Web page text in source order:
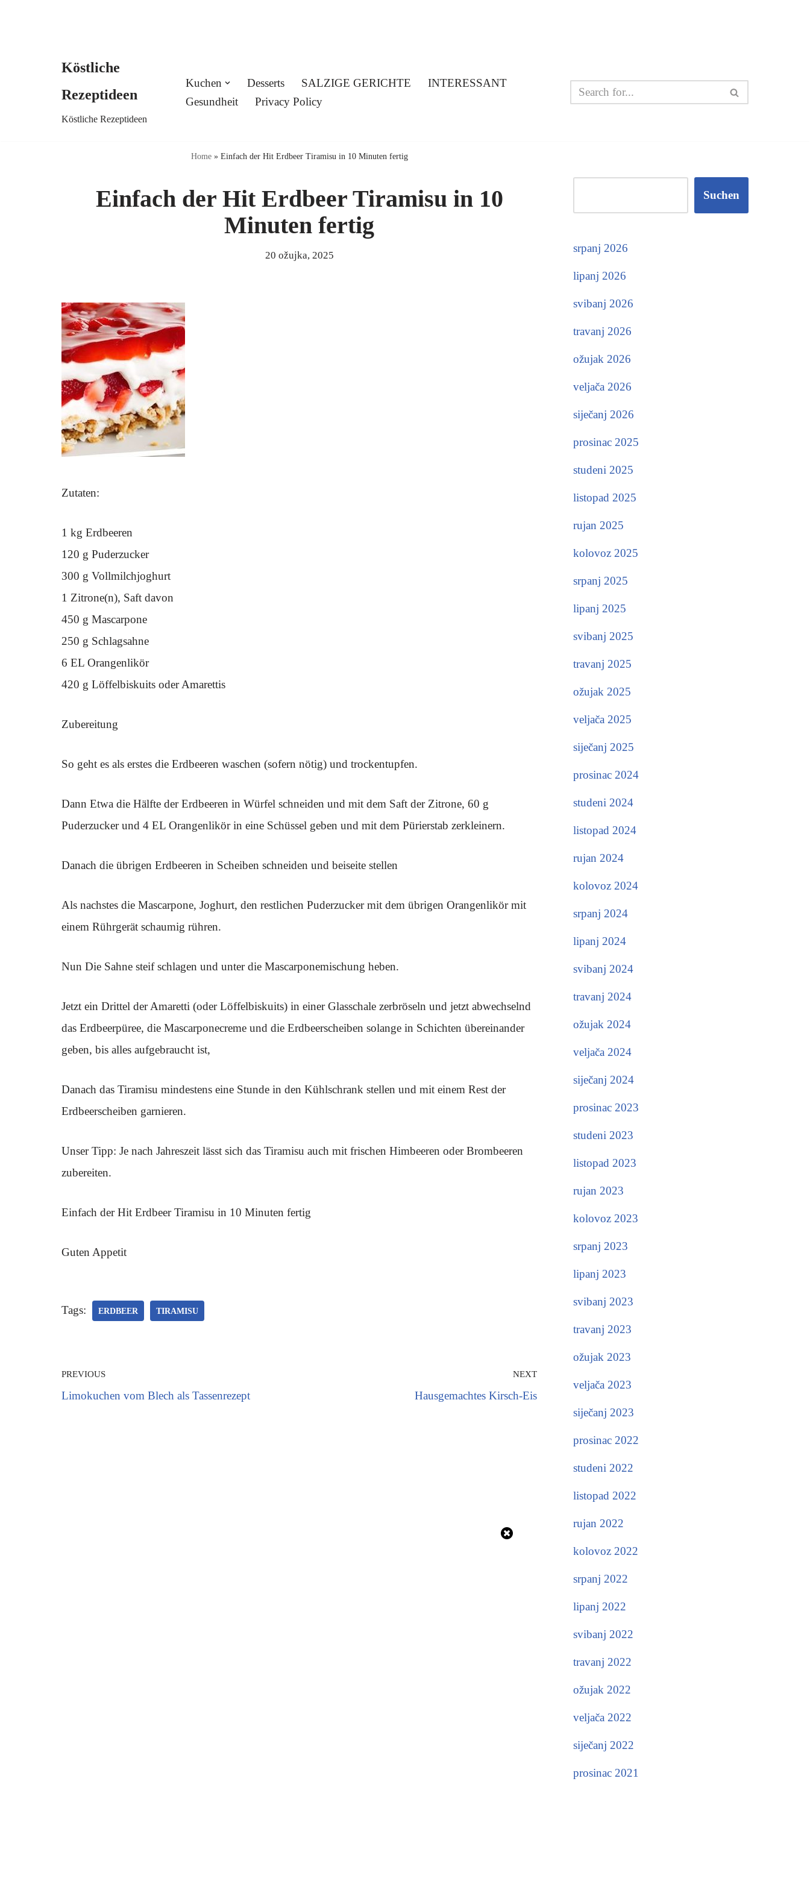
Köstliche
Rezeptideen
Köstliche Rezeptideen
Kuchen Desserts SALZIGE GERICHTE
INTERESSANT
Gesundheit
Privacy Policy
Home» Einfach der Hit Erdbeer Tiramisu in 10 Minuten fertig
Einfach der Hit Erdbeer Tiramisu in 10
Minuten fertig
20 ožujka, 2025
Zutaten:
1 kg Erdbeeren
120 g Puderzucker
300 g Vollmilchjoghurt
1 Zitrone(n), Saft davon
450 g Mascarpone
250 g Schlagsahne
6 EL Orangenlikör
420 g Löffelbiskuits oder Amarettis
Zubereitung
So geht es als erstes die Erdbeeren waschen (sofern nötig) und trockentupfen.
Dann Etwa die Hälfte der Erdbeeren in Würfel schneiden und mit dem Saft der Zitrone, 60 g
Puderzucker und 4 EL Orangenlikör in eine Schüssel geben und mit dem Pürierstab zerkleinern.
Danach die übrigen Erdbeeren in Scheiben schneiden und beiseite stellen
Als nachstes die Mascarpone, Joghurt, den restlichen Puderzucker mit dem übrigen Orangenlikör mit
einem Rührgerät schaumig rühren.
Nun Die Sahne steif schlagen und unter die Mascarponemischung heben.
Jetzt ein Drittel der Amaretti (oder Löffelbiskuits) in einer Glasschale zerbröseln und jetzt abwechselnd
das Erdbeerpüree, die Mascarponecreme und die Erdbeerscheiben solange in Schichten übereinander
geben, bis alles aufgebraucht ist,
Danach das Tiramisu mindestens eine Stunde in den Kühlschrank stellen und mit einem Rest der
Erdbeerscheiben garnieren.
Unser Tipp: Je nach Jahreszeit lässt sich das Tiramisu auch mit frischen Himbeeren oder Brombeeren
zubereiten.
Einfach der Hit Erdbeer Tiramisu in 10 Minuten fertig
Guten Appetit
Tags: ERDBEER TIRAMISU
PREVIOUS
Limokuchen vom Blech als Tassenrezept
NEXT
Hausgemachtes Kirsch-Eis
Suchen
srpanj 2026
lipanj 2026
svibanj 2026
travanj 2026
ožujak 2026
veljača 2026
siječanj 2026
prosinac 2025
studeni 2025
listopad 2025
rujan 2025
kolovoz 2025
srpanj 2025
lipanj 2025
svibanj 2025
travanj 2025
ožujak 2025
veljača 2025
siječanj 2025
prosinac 2024
studeni 2024
listopad 2024
rujan 2024
kolovoz 2024
srpanj 2024
lipanj 2024
svibanj 2024
travanj 2024
ožujak 2024
veljača 2024
siječanj 2024
prosinac 2023
studeni 2023
listopad 2023
rujan 2023
kolovoz 2023
srpanj 2023
lipanj 2023
svibanj 2023
travanj 2023
ožujak 2023
veljača 2023
siječanj 2023
prosinac 2022
studeni 2022
listopad 2022
rujan 2022
kolovoz 2022
srpanj 2022
lipanj 2022
svibanj 2022
travanj 2022
ožujak 2022
veljača 2022
siječanj 2022
prosinac 2021